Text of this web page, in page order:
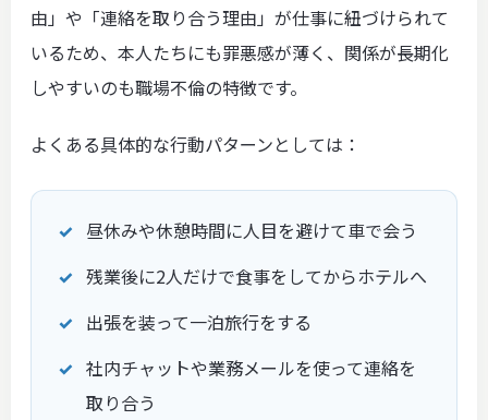
由」や「連絡を取り合う理由」が仕事に紐づけられて
いるため、本人たちにも罪悪感が薄く、関係が長期化
しやすいのも職場不倫の特徴です。
よくある具体的な行動パターンとしては：
昼休みや休憩時間に人目を避けて車で会う
残業後に2人だけで食事をしてからホテルへ
出張を装って一泊旅行をする
社内チャットや業務メールを使って連絡を
取り合う